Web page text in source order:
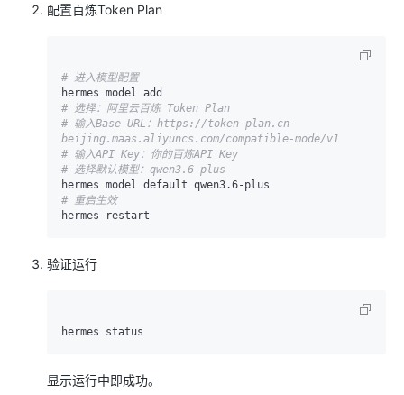
配置百炼Token Plan
# 进入模型配置
# 选择：阿里云百炼 Token Plan
# 输入Base URL：https://token-plan.cn-
beijing.maas.aliyuncs.com/compatible-mode/v1
# 输入API Key：你的百炼API Key
# 选择默认模型：qwen3.6-plus
# 重启生效
验证运行
显示运行中即成功。